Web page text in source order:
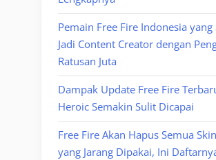
Pemain Free Fire Indonesia yang
Jadi Content Creator dengan
Ratusan Juta
Dampak Update Free Fire
Heroic Semakin Sulit Dicapai
Free Fire Akan Hapus Semua
yang Jarang Dipakai, Ini